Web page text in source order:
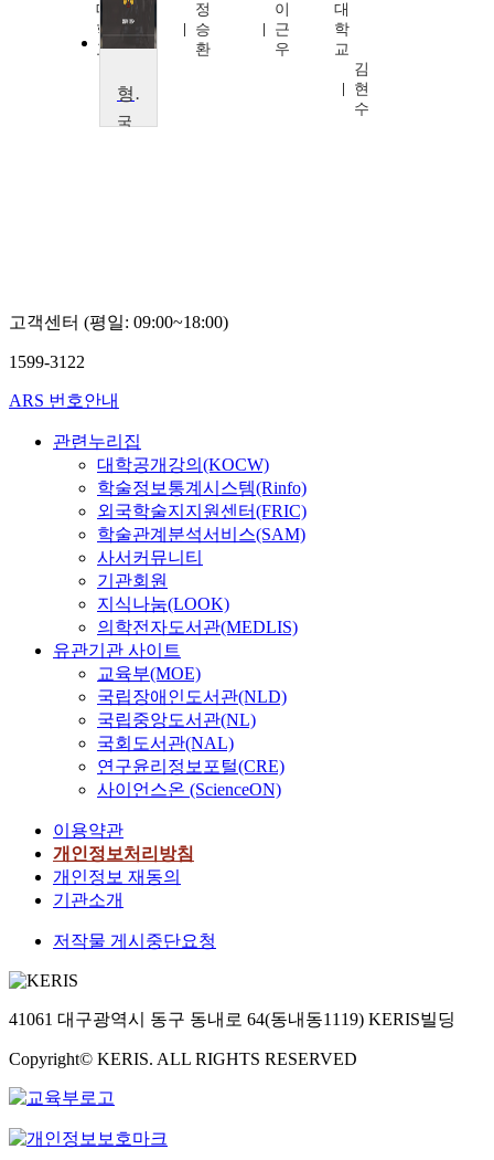
대
학
교
현
정
승
환
이
근
우
대
학
교
김
현
수
형법총론 1
국
고객센터 (평일: 09:00~18:00)
1599-3122
ARS 번호안내
관련누리집
대학공개강의(KOCW)
학술정보통계시스템(Rinfo)
외국학술지지원센터(FRIC)
학술관계분석서비스(SAM)
사서커뮤니티
기관회원
지식나눔(LOOK)
의학전자도서관(MEDLIS)
유관기관 사이트
교육부(MOE)
국립장애인도서관(NLD)
국립중앙도서관(NL)
국회도서관(NAL)
연구윤리정보포털(CRE)
사이언스온 (ScienceON)
이용약관
개인정보처리방침
개인정보 재동의
기관소개
저작물 게시중단요청
41061 대구광역시 동구 동내로 64(동내동1119) KERIS빌딩
Copyright© KERIS. ALL RIGHTS RESERVED